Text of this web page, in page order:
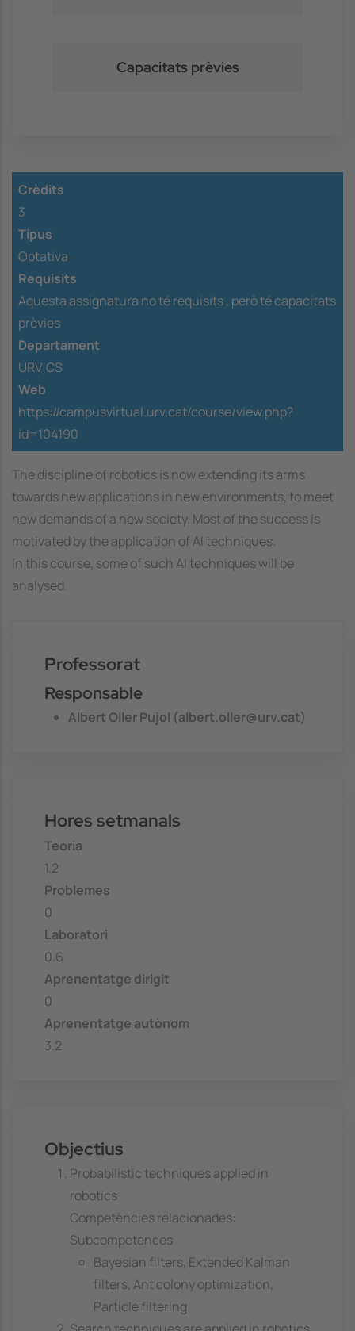
Capacitats prèvies
Crèdits
3
Tipus
Optativa
Requisits
Aquesta assignatura no té requisits , però té capacitats
prèvies
Departament
URV;CS
Web
https://campusvirtual.urv.cat/course/view.php?
id=104190
The discipline of robotics is now extending its arms
towards new applications in new environments, to meet
new demands of a new society. Most of the success is
motivated by the application of AI techniques.
In this course, some of such AI techniques will be
analysed.
Professorat
Responsable
Albert Oller Pujol (albert.oller@urv.cat)
Hores setmanals
Teoria
1.2
Problemes
0
Laboratori
0.6
Aprenentatge dirigit
0
Aprenentatge autònom
3.2
Objectius
Probabilistic techniques applied in
robotics
Competències relacionades:
Subcompetences
Bayesian filters, Extended Kalman
filters, Ant colony optimization,
Particle filtering